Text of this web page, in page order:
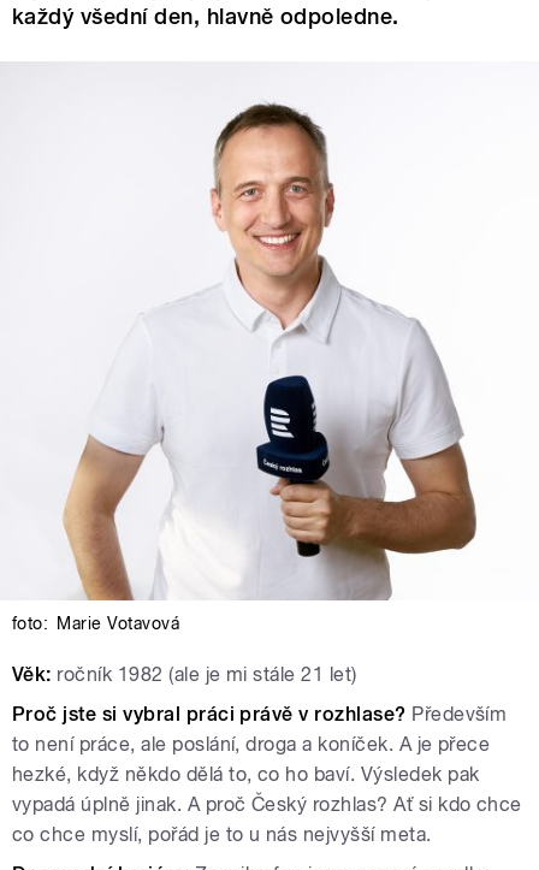
každý všední den, hlavně odpoledne.
foto: Marie Votavová
Věk: ročník 1982 (ale je mi stále 21 let)
Proč jste si vybral práci právě v rozhlase? Především
to není práce, ale poslání, droga a koníček. A je přece
hezké, když někdo dělá to, co ho baví. Výsledek pak
vypadá úplně jinak. A proč Český rozhlas? Ať si kdo chce
co chce myslí, pořád je to u nás nejvyšší meta.